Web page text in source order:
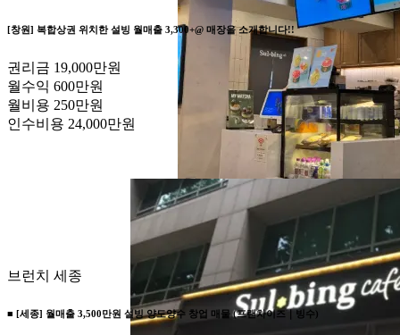
[창원] 복합상권 위치한 설빙 월매출 3,300+@ 매장을 소개합니다!!
권리금 19,000만원
월수익 600만원
월비용 250만원
인수비용 24,000만원
브런치 세종
■ [세종] 월매출 3,500만원 설빙 양도양수 창업 매물 (프랜차이즈｜빙수)